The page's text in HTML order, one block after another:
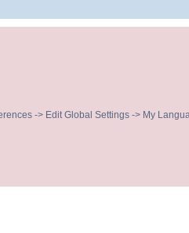
-> Edit Global Settings -> My